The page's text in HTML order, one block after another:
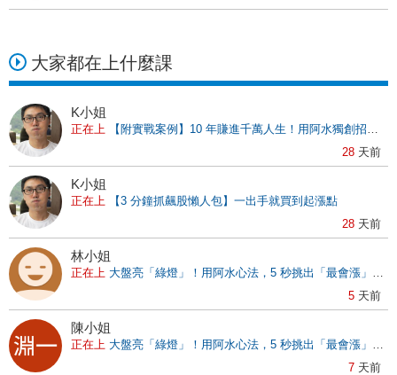
大家都在上什麼課
22天前
正在上
股市阿水一式的操作好用嗎？布林通道是什麼？
1天前
K小姐
正在上
【附實戰案例】10 年賺進千萬人生！用阿水獨創招數，找出一個半月大漲 76.55% 飆股！
28 天前
K小姐
正在上
【3 分鐘抓飆股懶人包】一出手就買到起漲點
28 天前
林小姐
正在上 大盤亮「綠燈」！用阿水心法，5 秒挑出「最會漲」的股票，這 3 檔報酬 166%！
5 天前
陳小姐
正在上 大盤亮「綠燈」！用阿水心法，5 秒挑出「最會漲」的股票，這 3 檔報酬 166%！
7 天前